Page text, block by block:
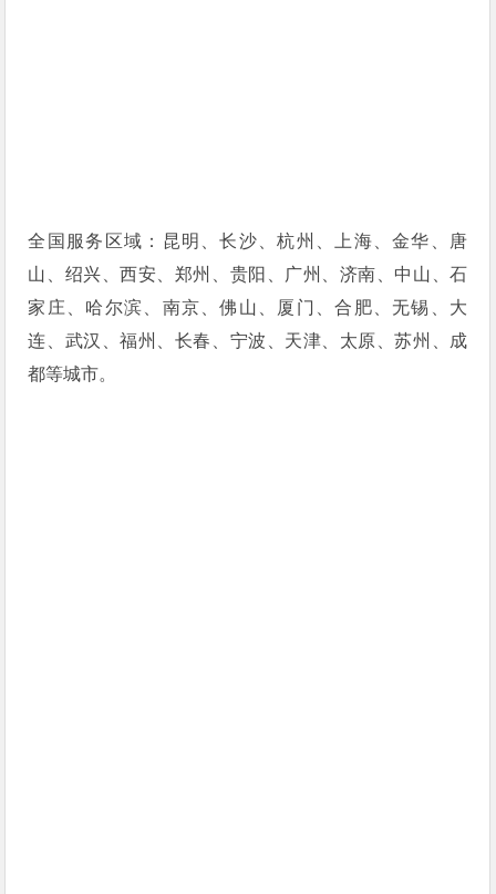
全国服务区域：昆明、长沙、杭州、上海、金华、唐
山、绍兴、西安、郑州、贵阳、广州、济南、中山、石
家庄、哈尔滨、南京、佛山、厦门、合肥、无锡、大
连、武汉、福州、长春、宁波、天津、太原、苏州、成
都等城市。